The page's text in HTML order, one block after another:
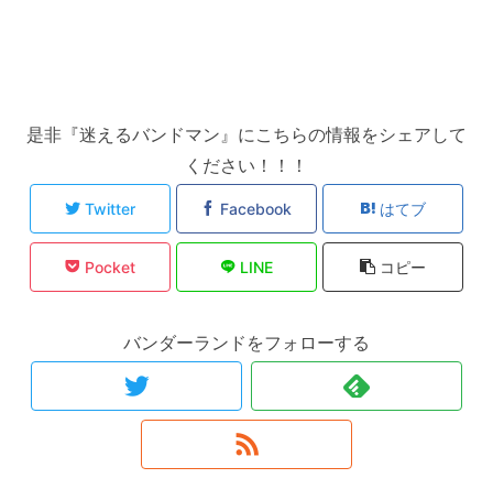
是非『迷えるバンドマン』にこちらの情報をシェアして
ください！！！
Twitter Facebook はてブ
Pocket LINE コピー
バンダーランドをフォローする